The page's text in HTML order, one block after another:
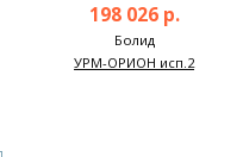
198 026 р.
Болид
УРМ-ОРИОН исп.2